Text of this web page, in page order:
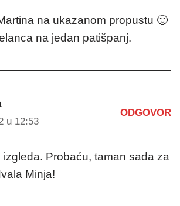
na ukazanom propustu 🙂
na jedan patišpanj.
u 12:53
ODGOVOR
izgleda. Probaću, taman sada za
Minja!